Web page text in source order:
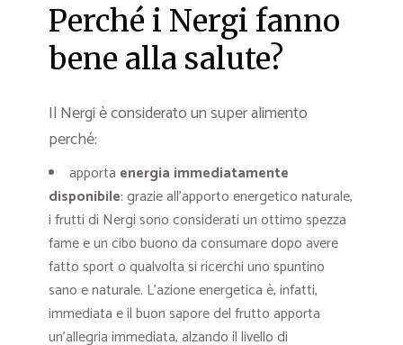
Perché i Nergi fanno
bene alla salute?
Il Nergi è considerato un super alimento
perché:
apporta energia immediatamente
disponibile: grazie all’apporto energetico naturale,
i frutti di Nergi sono considerati un ottimo spezza
fame e un cibo buono da consumare dopo avere
fatto sport o qualvolta si ricerchi uno spuntino
sano e naturale. L’azione energetica è, infatti,
immediata e il buon sapore del frutto apporta
un’allegria immediata, alzando il livello di